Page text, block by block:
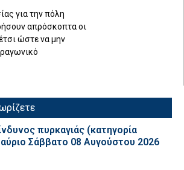
για την πόλη
απρόσκοπτα οι
ώστε να μην
πυρκαγιάς (κατηγορία
αύριο Σάββατο 08 Αυγούστου 2026